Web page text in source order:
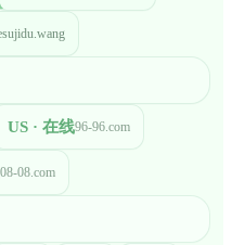
US · 在线96-96.com
08-08.com